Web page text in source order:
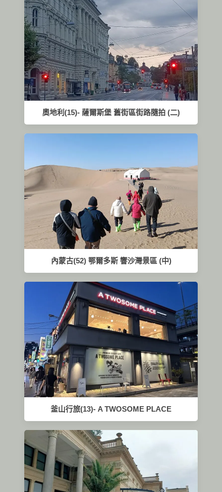
奧地利(15)- 薩爾斯堡 舊街區街路隨拍 (二)
內蒙古(52) 鄂爾多斯 響沙灣景區 (中)
釜山行旅(13)- A TWOSOME PLACE